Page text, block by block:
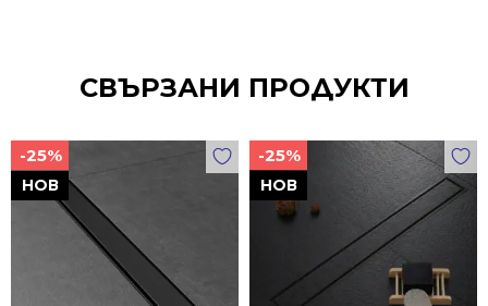
СВЪРЗАНИ ПРОДУКТИ
НОВ
-25%
НОВ
-25%